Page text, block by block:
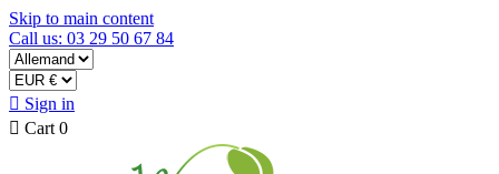
Skip to main content
Call us: 03 29 50 67 84
 Sign in
 Cart 0